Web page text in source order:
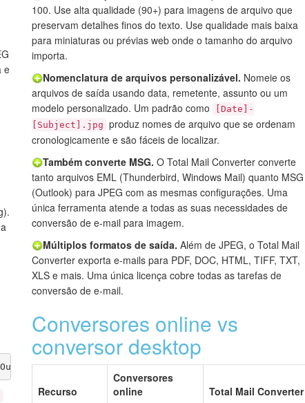
e
100. Use alta qualidade (90+) para imagens de arquivo que
preservam detalhes finos do texto. Use qualidade mais baixa
para miniaturas ou prévias web onde o tamanho do arquivo
importa.
Nomenclatura de arquivos personalizável. Nomeie os
arquivos de saída usando data, remetente, assunto ou um
modelo personalizado. Um padrão como
[Date]-
[Subject].jpg produz nomes de arquivo que se ordenam
cronologicamente e são fáceis de localizar.
Também converte MSG. O Total Mail Converter converte
tanto arquivos EML (Thunderbird, Windows Mail) quanto MSG
(Outlook) para JPEG com as mesmas configurações. Uma
única ferramenta atende a todas as suas necessidades de
conversão de e-mail para imagem.
Múltiplos formatos de saída. Além de JPEG, o Total Mail
Converter exporta e-mails para PDF, DOC, HTML, TIFF, TXT,
XLS e mais. Uma única licença cobre todas as tarefas de
conversão de e-mail.
Conversores online vs
conversor desktop
Recurso
Conversores
online
Total Mail Converter